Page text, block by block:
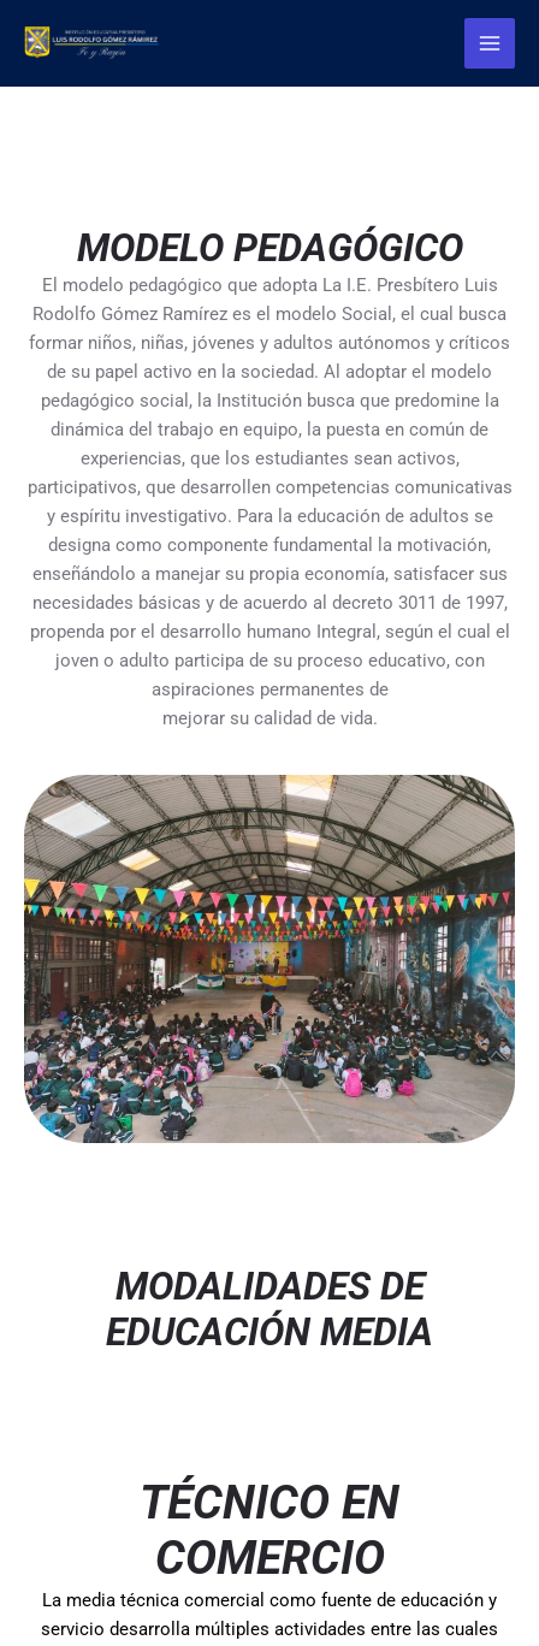
Main
Menu
MODELO PEDAGÓGICO
El modelo pedagógico que adopta La I.E. Presbítero Luis
Rodolfo Gómez Ramírez es el modelo Social, el cual busca
formar niños, niñas, jóvenes y adultos autónomos y críticos
de su papel activo en la sociedad. Al adoptar el modelo
pedagógico social, la Institución busca que predomine la
dinámica del trabajo en equipo, la puesta en común de
experiencias, que los estudiantes sean activos,
participativos, que desarrollen competencias comunicativas
y espíritu investigativo. Para la educación de adultos se
designa como componente fundamental la motivación,
enseñándolo a manejar su propia economía, satisfacer sus
necesidades básicas y de acuerdo al decreto 3011 de 1997,
propenda por el desarrollo humano Integral, según el cual el
joven o adulto participa de su proceso educativo, con
aspiraciones permanentes de
mejorar su calidad de vida.
MODALIDADES DE
EDUCACIÓN MEDIA
TÉCNICO EN
COMERCIO
La media técnica comercial como fuente de educación y
servicio desarrolla múltiples actividades entre las cuales